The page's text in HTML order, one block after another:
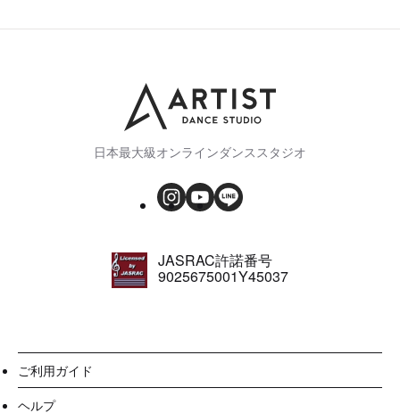
日本最大級オンラインダンススタジオ
JASRAC許諾番号
9025675001Y45037
ご利用ガイド
ヘルプ